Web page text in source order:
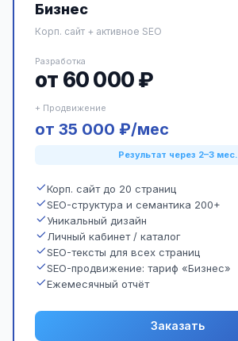
Бизнес
Корп. сайт + активное SEO
Разработка
от 60 000 ₽
+ Продвижение
от 35 000 ₽/мес
Результат через 2–3 мес.
Корп. сайт до 20 страниц
SEO-структура и семантика 200+
Уникальный дизайн
Личный кабинет / каталог
SEO-тексты для всех страниц
SEO-продвижение: тариф «Бизнес»
Ежемесячный отчёт
Заказать